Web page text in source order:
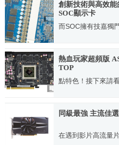
創新技術與高效
SOC顯示卡
而SOC擁有技嘉獨
熱血玩家超頻版
TOP
點特色！接下來請
同級最強 主流佳
在遇到影片高流量